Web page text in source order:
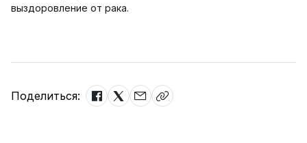
выздоровление от рака.
Поделиться: